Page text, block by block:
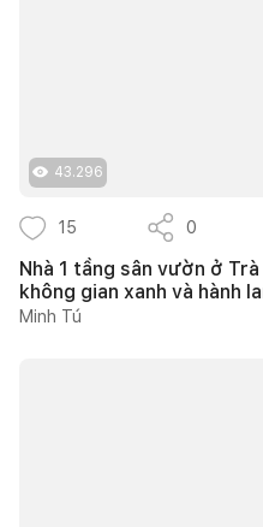
43.296
15 0
Nhà 1 tầng sân vườn ở
không gian xanh và hành
Minh Tú